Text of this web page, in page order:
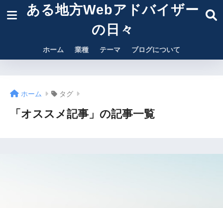
ある地方Webアドバイザー
の日々
ホーム 業種 テーマ ブログについて
ホーム タグ
「オススメ記事」の記事一覧